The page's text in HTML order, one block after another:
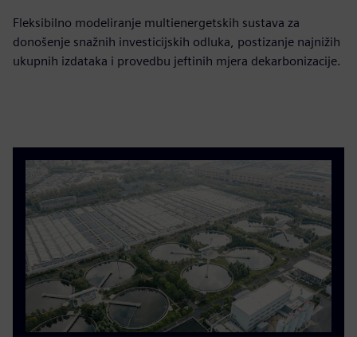
Fleksibilno modeliranje multienergetskih sustava za
donošenje snažnih investicijskih odluka, postizanje najnižih
ukupnih izdataka i provedbu jeftinih mjera dekarbonizacije.